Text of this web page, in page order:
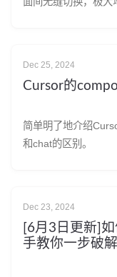
Dec 25, 2024
Cursor的
简单明了地介绍
和chat的区别。
Dec 23, 2024
[6月3日更新]
手教你一步破